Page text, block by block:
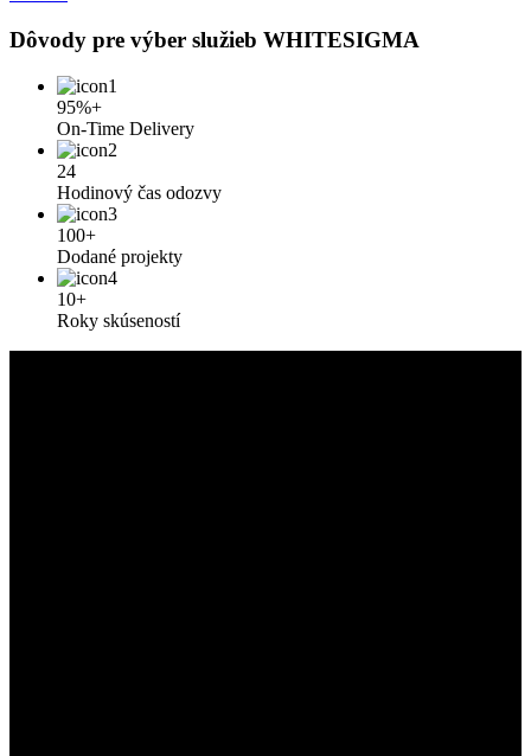
Dôvody pre výber služieb WHITESIGMA
95%+
On-Time Delivery
24
Hodinový čas odozvy
100+
Dodané projekty
10+
Roky skúseností